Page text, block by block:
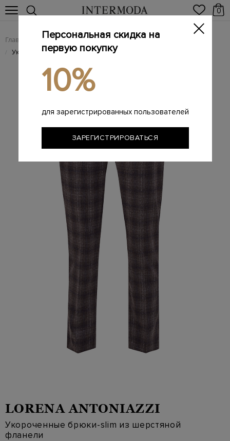
0
Главная Женщинам / Женская одежда / Женские брюки
/ Укороченные брюки-slim из шерстяной фланели
LORENA ANTONIAZZI
Укороченные брюки-slim из шерстяной
фланели
Персональная скидка на
первую покупку
10%
для зарегистрированных пользователей
ЗАРЕГИСТРИРОВАТЬСЯ